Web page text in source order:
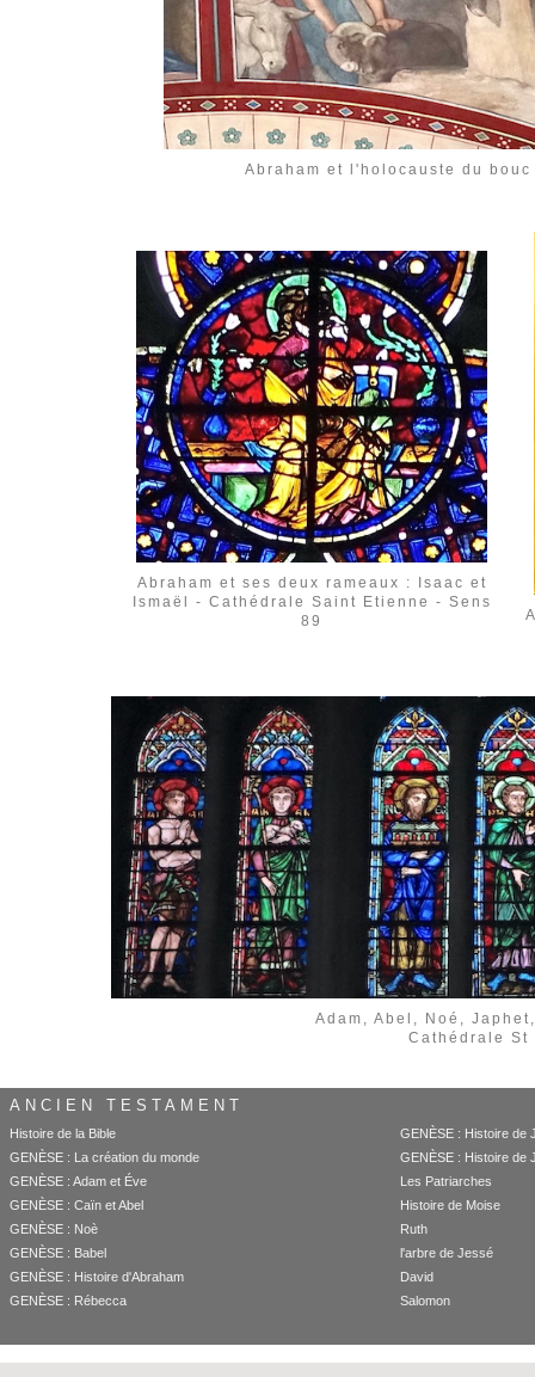
Abraham et l'holocauste du
Abraham et ses deux rameaux : Isaac et
Ismaël - Cathédrale Saint Etienne - Sens
89
Adam, Abel, Noé,
Cathédrale St
ANCIEN TESTAMENT
Histoire de la Bible
GENÈSE : La création du monde
GENÈSE : Adam et Éve
GENÈSE : Caïn et Abel
GENÈSE : Noè
GENÈSE : Babel
GENÈSE : Histoire d'Abraham
GENÈSE : Rébecca
GENÈSE : Histoire de
GENÈSE : Histoire de
Les Patriarches
Histoire de Moise
Ruth
l'arbre de Jessé
David
Salomon